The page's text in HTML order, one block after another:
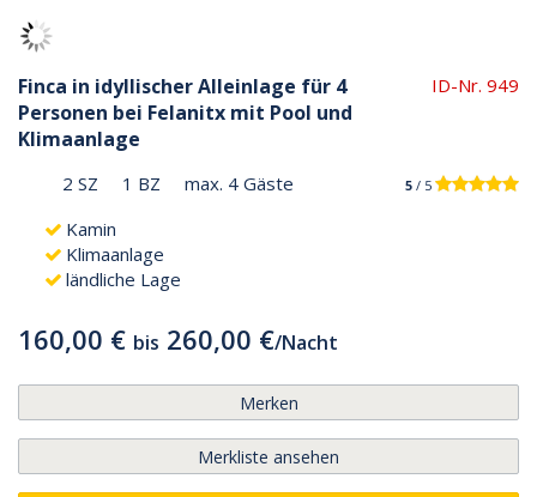
Finca in idyllischer Alleinlage für 4
Personen bei Felanitx mit Pool und
Klimaanlage
ID-Nr. 949
2 SZ 1 BZ max. 4 Gäste 5 / 5
Kamin
Klimaanlage
ländliche Lage
160,00 € bis 260,00 €/Nacht
Merken
Merkliste ansehen